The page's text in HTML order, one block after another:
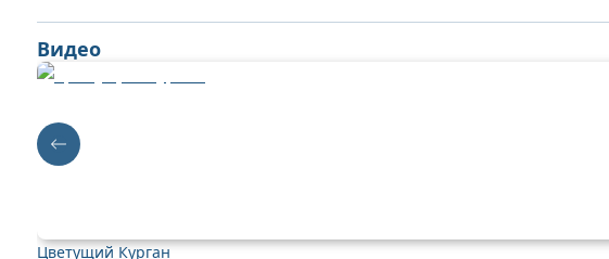
Видео
Цветущий Курган